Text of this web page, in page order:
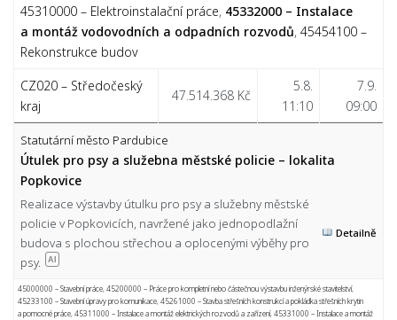
45310000 – Elektroinstalační práce, 45332000 – Instalace
a montáž vodovodních a odpadních rozvodů, 45454100 –
Rekonstrukce budov
CZ020 – Středočeský
kraj
47.514.368 Kč
5.8.
11:10
7.9.
09:00
Statutární město Pardubice
Útulek pro psy a služebna městské policie – lokalita
Popkovice
Realizace výstavby útulku pro psy a služebny městské
policie v Popkovicích, navržené jako jednopodlažní
budova s plochou střechou a oplocenými výběhy pro
psy.
AI
Detailně
45000000 – Stavební práce,45200000 – Práce pro kompletní nebo částečnou výstavbu inženýrské stavitelství,
45233100 – Stavební úpravy pro komunikace,45261000 – Stavba střešních konstrukcí a pokládka střešních krytin
a pomocné práce,45311000 – Instalace a montáž elektrických rozvodů a zařízení,45331000 – Instalace a montáž